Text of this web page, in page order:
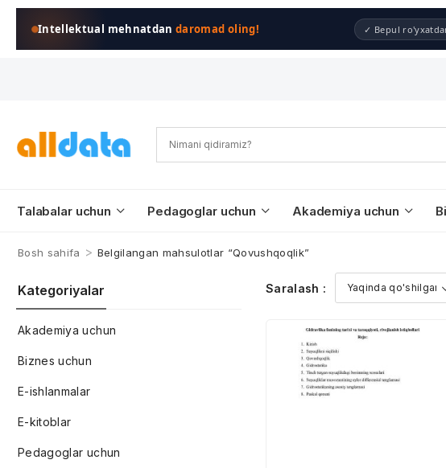
Intellektual mehnatdandaromad oling! ✓ Bepul
Talabalar uchun Pedagoglar uchun Akademiya uchun
Bosh sahifa > Belgilangan mahsulotlar “Qovushqoqlik”
Kategoriyalar
Akademiya uchun
Biznes uchun
E-ishlanmalar
E-kitoblar
Pedagoglar uchun
Saralash :